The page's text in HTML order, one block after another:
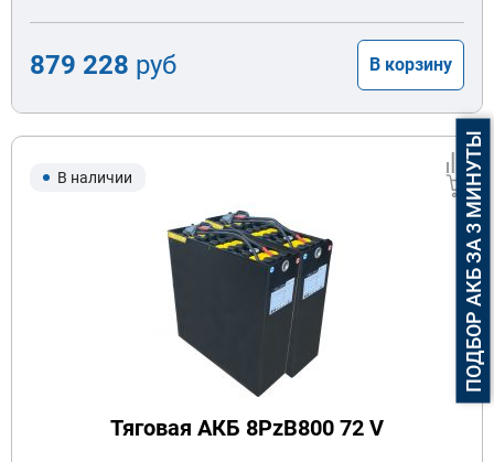
879 228 руб В корзину
В наличии
Тяговая АКБ 8PzB800 72 V
ПОДБОР АКБ ЗА 3 МИНУТЫ